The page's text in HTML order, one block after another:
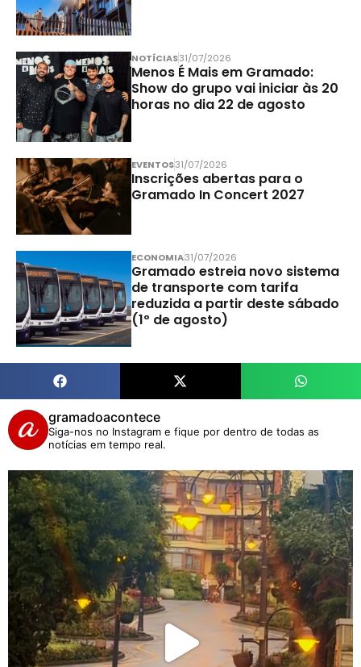
NOTÍCIAS31/07/2026
Menos É Mais em Gramado:
Show do grupo vai iniciar às 20
horas no dia 22 de agosto
EVENTOS31/07/2026
Inscrições abertas para o
Gramado In Concert 2027
ECONOMIA31/07/2026
Gramado estreia novo sistema
de transporte com tarifa
reduzida a partir deste sábado
(1º de agosto)
gramadoacontece
Siga-nos no Instagram e fique por dentro de todas as
notícias em tempo real.